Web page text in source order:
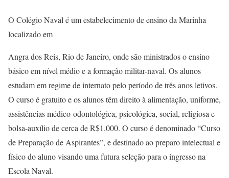
O Colégio Naval é um estabelecimento de ensino da Marinha
localizado em
Angra dos Reis, Rio de Janeiro, onde são ministrados o ensino
básico em nível médio e a formação militar-naval. Os alunos
estudam em regime de internato pelo período de três anos letivos.
O curso é gratuito e os alunos têm direito à alimentação, uniforme,
assistências médico-odontológica, psicológica, social, religiosa e
bolsa-auxílio de cerca de R$1.000. O curso é denominado “Curso
de Preparação de Aspirantes”, e destinado ao preparo intelectual e
físico do aluno visando uma futura seleção para o ingresso na
Escola Naval.